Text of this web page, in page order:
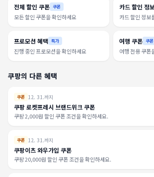
전체 할인 쿠폰 쿠폰
모든 할인 쿠폰을 확인하세요
카드 할인 정
카드 할인 정보
프로모션 혜택 특가
진행 중인 프로모션을 확인하세요
여행 쿠폰 쿠폰
여행 전용 쿠폰
쿠팡의 다른 혜택
쿠폰 12. 31.까지
쿠팡 로켓프레시 브랜드위크 쿠폰
쿠팡 2,000원 할인 쿠폰 조건을 확인하세요.
쿠폰 12. 31.까지
쿠팡이츠 와우가입 쿠폰
쿠팡 20,000원 할인 쿠폰 조건을 확인하세요.